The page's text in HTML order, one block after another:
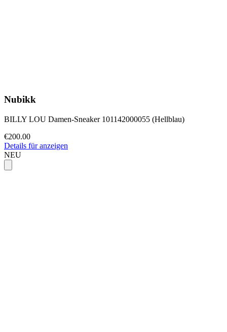
Nubikk
BILLY LOU Damen-Sneaker 101142000055 (Hellblau)
€200.00
Details für anzeigen
NEU